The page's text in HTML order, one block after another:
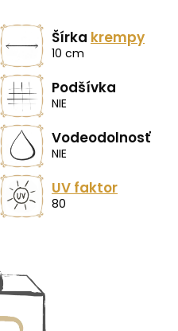
Šírka krempy
10 cm
Podšívka
NIE
Vodeodolnosť
NIE
UV faktor
80